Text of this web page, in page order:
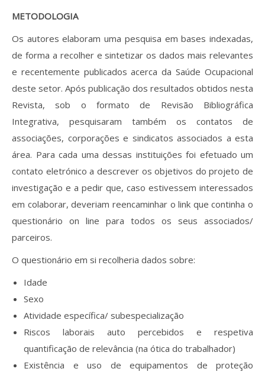
METODOLOGIA
Os autores elaboram uma pesquisa em bases indexadas,
de forma a recolher e sintetizar os dados mais relevantes
e recentemente publicados acerca da Saúde Ocupacional
deste setor. Após publicação dos resultados obtidos nesta
Revista, sob o formato de Revisão Bibliográfica
Integrativa, pesquisaram também os contatos de
associações, corporações e sindicatos associados a esta
área. Para cada uma dessas instituições foi efetuado um
contato eletrónico a descrever os objetivos do projeto de
investigação e a pedir que, caso estivessem interessados
em colaborar, deveriam reencaminhar o link que continha o
questionário on line para todos os seus associados/
parceiros.
O questionário em si recolheria dados sobre:
Idade
Sexo
Atividade específica/ subespecialização
Riscos laborais auto percebidos e respetiva
quantificação de relevância (na ótica do trabalhador)
Existência e uso de equipamentos de proteção